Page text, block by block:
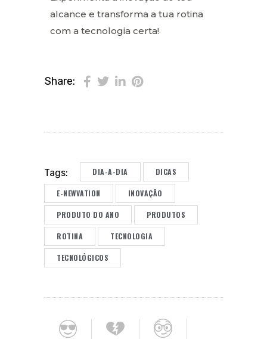
alcance e transforma a tua rotina
com a tecnologia certa!
Share:
Tags: DIA-A-DIA DICAS
E-NEWVATION INOVAÇÃO
PRODUTO DO ANO PRODUTOS
ROTINA TECNOLOGIA
TECNOLÓGICOS